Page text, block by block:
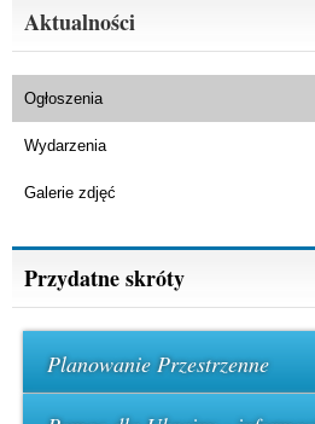
Aktualności
Ogłoszenia
Wydarzenia
Galerie zdjęć
Przydatne skróty
Planowanie Przestrzenne